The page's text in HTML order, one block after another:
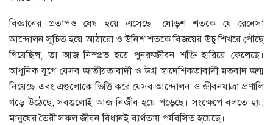
বিজ্ঞানের প্রতাপও ষেষ হয়ে এসেছে। ষোড়শ শতকে যে রেনেসা
আন্দোলন সূচিত হয়ে আঠারো ও উনিশ শতকে বিজয়ের উচু শিখরে পৌছে
গিয়েছিল, তা আজ নিস্প্রভ হয়ে পুনরুজ্জীবন শক্তি হারিয়ে ফেলেছে।
আধুনিক যুগে যেসব জাতীয়তাবাদী ও উগ্র স্বাদেশিকতাবাদী মতবাদ জন্ম
নিয়েছে এবং এগুলোকে ভিত্তি করে যেসব আন্দোলন ও জীবনযাত্রা প্রণালি
গড়ে উঠেছে, সবগুলোই আজ নির্জীব হয়ে পড়েছে। সংক্ষেপে বলতে হয়,
মানুষের তৈরী সকল জীবন বিধানই ব্যর্থতায় পর্যবসিত হয়েছে।